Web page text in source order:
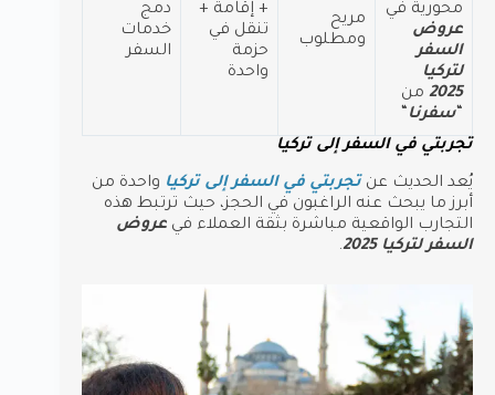
محورية في
عروض
السفر
لتركيا
2025 من
سفرنا
مريح
ومطلوب
+ إقامة +
تنقل في
حزمة
واحدة
دمج
خدمات
السفر
تجربتي في السفر إلى تركيا
يُعد الحديث عن تجربتي في السفر إلى تركيا واحدة من
أبرز ما يبحث عنه الراغبون في الحجز، حيث ترتبط هذه
التجارب الواقعية مباشرة بثقة العملاء في عروض
السفر لتركيا 2025
.